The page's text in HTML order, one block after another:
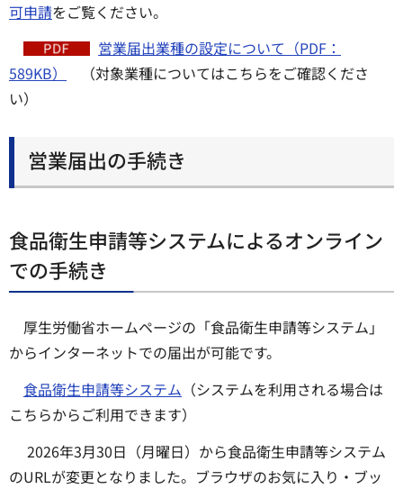
可申請をご覧ください。
営業届出業種の設定について（PDF：
589KB）
（対象業種についてはこちらをご確認くださ
い）
営業届出の手続き
食品衛生申請等システムによるオンライン
での手続き
厚生労働省ホームページの「食品衛生申請等システム」
からインターネットでの届出が可能です。
食品衛生申請等システム （システムを利用される場合は
こちらからご利用できます）
2026年3月30日（月曜日）から食品衛生申請等システム
のURLが変更となりました。ブラウザのお気に入り・ブッ